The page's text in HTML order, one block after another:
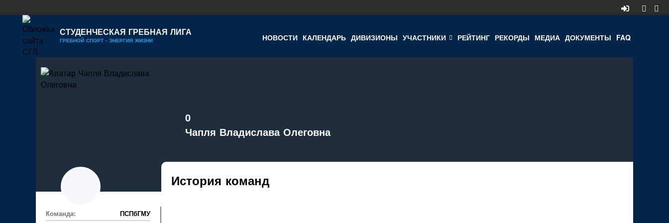
СТУДЕНЧЕСКАЯ ГРЕБНАЯ ЛИГА
ГРЕБНОЙ СПОРТ - ЭНЕРГИЯ ЖИЗНИ НОВОСТИ КАЛЕНДАРЬ ДИВИЗИОНЫ УЧАСТНИКИ РЕЙТИНГ РЕКОРДЫ МЕДИА ДОКУМЕНТЫ FAQ
0
Чапля Владислава Олеговна
Команда:
ПСПбГМУ
История команд